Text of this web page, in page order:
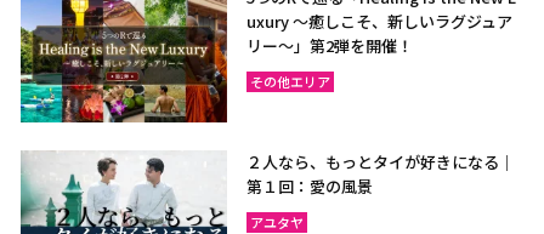
uxury ～癒しこそ、新しいラグジュア
リー〜」第2弾を開催！
その他エリア
２人なら、もっとタイが好きになる｜
第１回：愛の風景
アユタヤ